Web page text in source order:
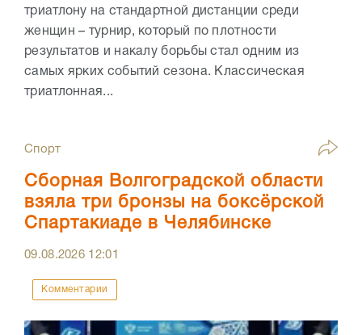
триатлону на стандартной дистанции среди
женщин – турнир, который по плотности
результатов и накалу борьбы стал одним из
самых ярких событий сезона. Классическая
триатлонная...
Спорт
Сборная Волгоградской области
взяла три бронзы на боксёрской
Спартакиаде в Челябинске
09.08.2026 12:01
Комментарии